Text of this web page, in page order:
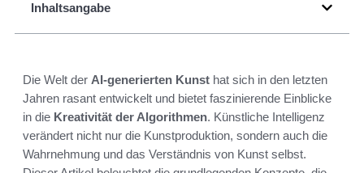
Inhaltsangabe
Die Welt der AI-generierten Kunst hat sich in den letzten
Jahren rasant entwickelt und bietet faszinierende Einblicke
in die Kreativität der Algorithmen. Künstliche Intelligenz
verändert nicht nur die Kunstproduktion, sondern auch die
Wahrnehmung und das Verständnis von Kunst selbst.